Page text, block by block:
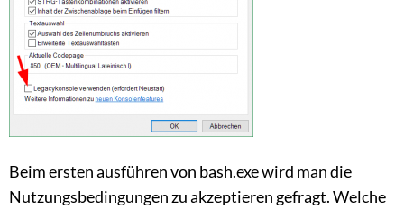
Beim ersten ausführen von bash.exe wird man die
Nutzungsbedingungen zu akzeptieren gefragt. Welche